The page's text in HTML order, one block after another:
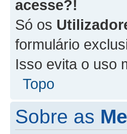
acesse?!
Só os
formulário
Isso evita o uso
Topo
Sobre as